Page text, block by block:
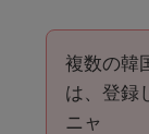
複数の韓
は、登録
ニャ